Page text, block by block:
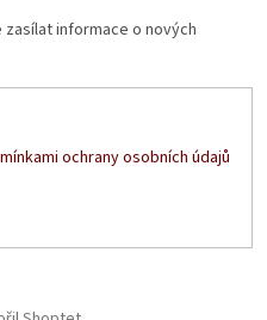
zasílat informace o nových
ochrany osobních údajů